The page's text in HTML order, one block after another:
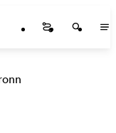
Startseite